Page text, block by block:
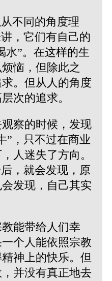
不同的角度理
，它们有自己的
水”。在这样的生
恼，但除此之
。但从人的角度
次的追求。
察的时候，发现
”，只不过在商业
人迷失了方向。
，就会发现，原
发现，自己其实
能带给人们幸
个人能依照宗教
神上的快乐。但
并没有真正地去